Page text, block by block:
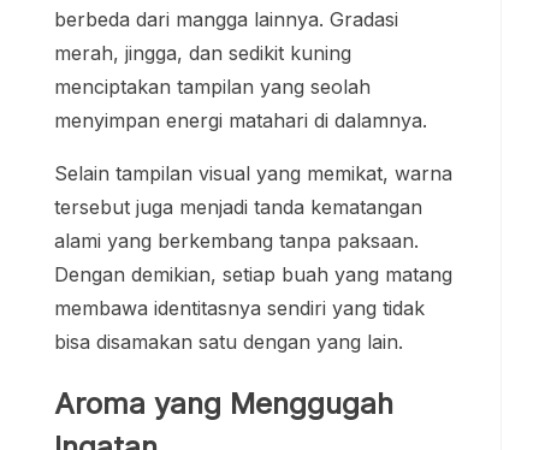
berbeda dari mangga lainnya. Gradasi
merah, jingga, dan sedikit kuning
menciptakan tampilan yang seolah
menyimpan energi matahari di dalamnya.
Selain tampilan visual yang memikat, warna
tersebut juga menjadi tanda kematangan
alami yang berkembang tanpa paksaan.
Dengan demikian, setiap buah yang matang
membawa identitasnya sendiri yang tidak
bisa disamakan satu dengan yang lain.
Aroma yang Menggugah